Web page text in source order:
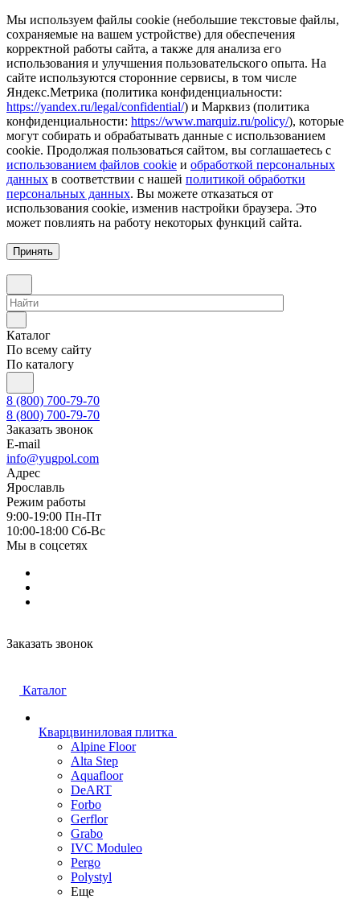
Мы используем файлы cookie (небольшие текстовые файлы,
сохраняемые на вашем устройстве) для обеспечения
корректной работы сайта, а также для анализа его
использования и улучшения пользовательского опыта. На
сайте используются сторонние сервисы, в том числе
Яндекс.Метрика (политика конфиденциальности:
https://yandex.ru/legal/confidential/) и Марквиз (политика
конфиденциальности: https://www.marquiz.ru/policy/), которые
могут собирать и обрабатывать данные с использованием
cookie. Продолжая пользоваться сайтом, вы соглашаетесь с
использованием файлов cookie и обработкой персональных
данных в соответствии с нашей политикой обработки
персональных данных. Вы можете отказаться от
использования cookie, изменив настройки браузера. Это
может повлиять на работу некоторых функций сайта.
Принять
Каталог
По всему сайту
По каталогу
8 (800) 700-79-70
8 (800) 700-79-70
Заказать звонок
E-mail
info@yugpol.com
Адрес
Ярославль
Режим работы
9:00-19:00 Пн-Пт
10:00-18:00 Cб-Вс
Мы в соцсетях
Заказать звонок
Каталог
Кварцвиниловая плитка
Alpine Floor
Alta Step
Aquafloor
DeART
Forbo
Gerflor
Grabo
IVC Moduleo
Pergo
Polystyl
Еще